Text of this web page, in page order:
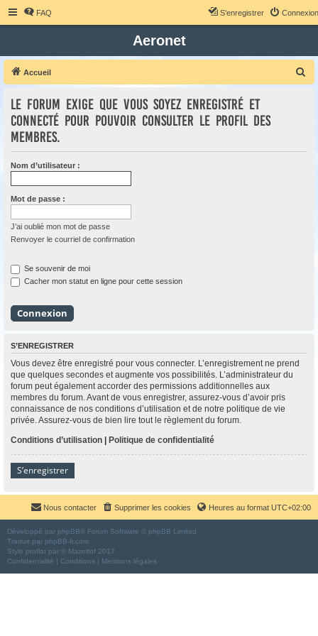
FAQ Connexion
S’enregistrer
Aeronet
Accueil
Le forum exige que vous soyez enregistré et
connecté pour pouvoir consulter le profil des
membres.
Nom d’utilisateur :
Mot de passe :
J’ai oublié mon mot de passe
Renvoyer le courriel de confirmation
Se souvenir de moi
Cacher mon statut en ligne pour cette session
S’ENREGISTRER
Vous devez être enregistré pour vous connecter. L’enregistrement ne prend
que quelques secondes et augmente vos possibilités. L’administrateur du
forum peut également accorder des permissions additionnelles aux
membres du forum. Avant de vous enregistrer, assurez-vous d’avoir pris
connaissance de nos conditions d’utilisation et de notre politique de vie
privée. Assurez-vous de bien lire tout le règlement du forum.
Conditions d’utilisation | Politique de confidentialité
S’enregistrer
Heures au format UTC+02:00
Supprimer les cookies
Nous contacter
Développé par phpBB® Forum Software © phpBB Limited
Traduit par phpBB-fr.com
Style proflat par © Mazeltof 2017
Confidentialité | Conditions | Mentions légales